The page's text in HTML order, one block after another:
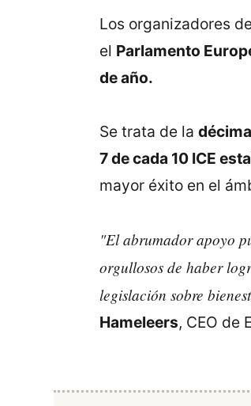
Los organizadores
el Parlamento
de año.
Se trata de la
7 de cada 10 ICE
mayor éxito en el
"El abrumador apoyo
orgullosos de haber
legislación sobre
Hameleers, CEO de